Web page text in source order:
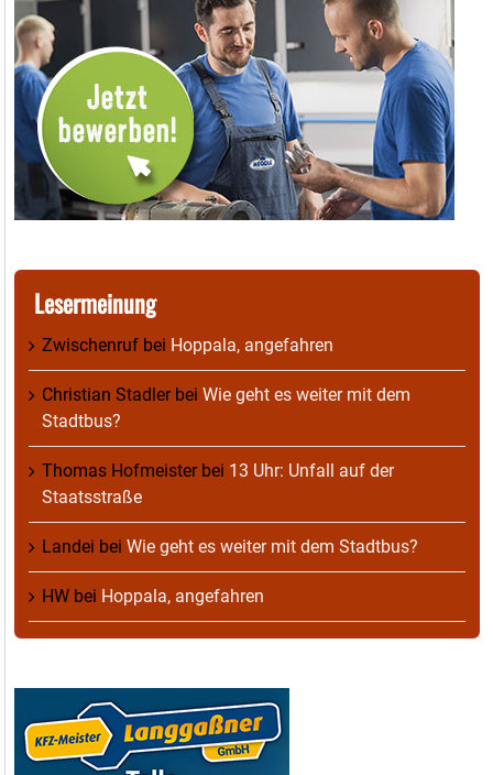
Lesermeinung
Zwischenruf bei Hoppala, angefahren
Christian Stadlerbei Wie geht es weiter mit dem
Stadtbus?
Thomas Hofmeisterbei 13 Uhr: Unfall auf der
Staatsstraße
Landei bei Wie geht es weiter mit dem Stadtbus?
HW bei Hoppala, angefahren